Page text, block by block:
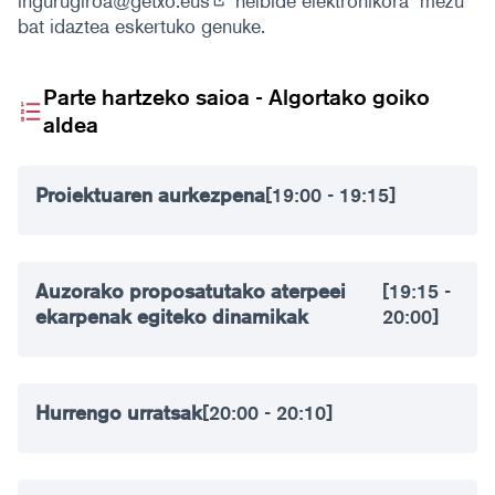
(Ireki beste fitxa batean)
bat idaztea eskertuko genuke.
Parte hartzeko saioa - Algortako goiko
aldea
Proiektuaren aurkezpena[19:00 - 19:15]
Auzorako proposatutako aterpeei
ekarpenak egiteko dinamikak
[19:15 -
20:00]
Hurrengo urratsak[20:00 - 20:10]